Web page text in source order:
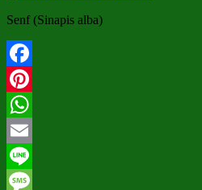
Senf (Sinapis alba)
Facebook
Pinterest
WhatsApp
Email
Line